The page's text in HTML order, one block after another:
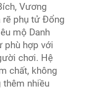
Vương
rẽ phụ tử Đổng
mộ Danh
phù hợp với
chơi. Hệ
chất, không
thêm nhiều